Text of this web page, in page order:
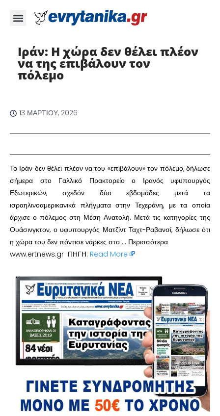
Ιράν: Η χώρα δεν θέλει πλέον
να της επιβάλουν τον
πόλεμο ​
13 ΜΑΡΤΊΟΥ, 2026
​Το Ιράν δεν θέλει πλέον να του «επιβάλουν» τον πόλεμο, δήλωσε
σήμερα στο Γαλλικό Πρακτορείο ο Ιρανός υφυπουργός
Εξωτερικών, σχεδόν δύο εβδομάδες μετά τα
ισραηλινοαμερικανικά πλήγματα στην Τεχεράνη, με τα οποία
άρχισε ο πόλεμος στη Μέση Ανατολή. Μετά τις κατηγορίες της
Ουάσινγκτον, ο υφυπουργός Ματζίντ Ταχτ-Ραβανσί, δήλωσε ότι
η χώρα του δεν πόντισε νάρκες στο … Περισσότερα
www.ertnews.gr ΠΗΓΗ: Read More